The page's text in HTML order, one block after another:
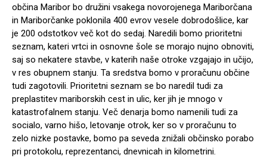
občina Maribor bo družini vsakega novorojenega Mariborčana
in Mariborčanke poklonila 400 evrov vesele dobrodošlice, kar
je 200 odstotkov več kot do sedaj. Naredili bomo prioritetni
seznam, kateri vrtci in osnovne šole se morajo nujno obnoviti,
saj so nekatere stavbe, v katerih naše otroke vzgajajo in učijo,
v res obupnem stanju. Ta sredstva bomo v proračunu občine
tudi zagotovili. Prioritetni seznam se bo naredil tudi za
preplastitev mariborskih cest in ulic, ker jih je mnogo v
katastrofalnem stanju. Več denarja bomo namenili tudi za
socialo, varno hišo, letovanje otrok, ker so v proračunu to
zelo nizke postavke, bomo pa seveda znižali občinsko porabo
pri protokolu, reprezentanci, dnevnicah in kilometrini.